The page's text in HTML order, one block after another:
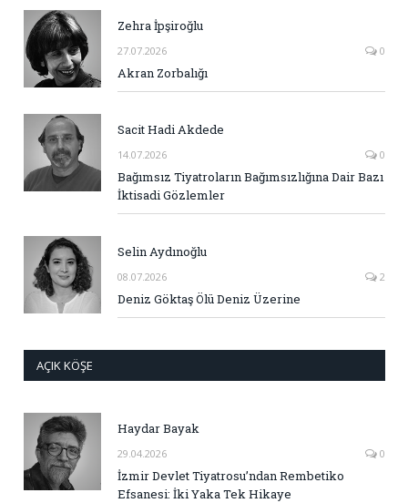
Zehra İpşiroğlu
27.07.2026 0
Akran Zorbalığı
Sacit Hadi Akdede
14.07.2026 0
Bağımsız Tiyatroların Bağımsızlığına Dair Bazı
İktisadi Gözlemler
Selin Aydınoğlu
08.07.2026 2
Deniz Göktaş Ölü Deniz Üzerine
AÇIK KÖŞE
Haydar Bayak
29.04.2026 0
İzmir Devlet Tiyatrosu’ndan Rembetiko
Efsanesi: İki Yaka Tek Hikaye